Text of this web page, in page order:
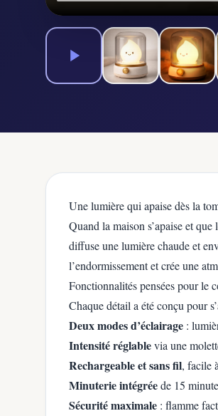
Une lumière qui apaise dès la
Quand la maison s’apaise et
diffuse une lumière chaude et
l’endormissement et crée une
Fonctionnalités pensées pour le
Chaque détail a été conçu pour
Deux modes d’éclairage :
Intensité réglablevia une
Rechargeable et sans fil, facile
Minuterie intégréede 15
Sécurité maximale : flamme